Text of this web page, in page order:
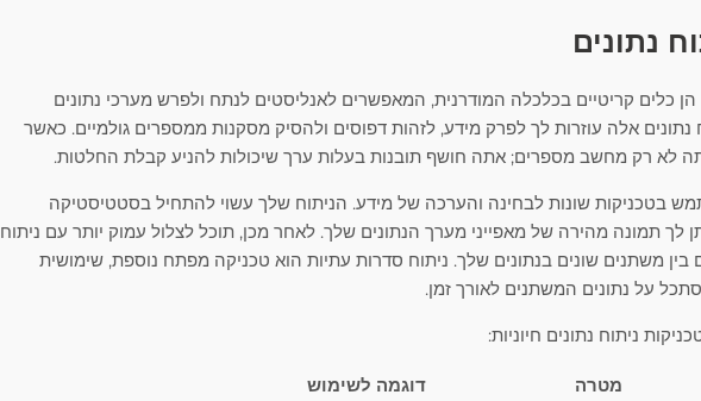
נתונים
הן כלים קריטיים בכלכלה המודרנית, המאפשרים לאנליסטים לנתח ולפרש מערכי נתונים
נתונים אלה עוזרות לך לפרק מידע, לזהות דפוסים ולהסיק מסקנות ממספרים גולמיים. כאשר
לא רק מחשב מספרים; אתה חושף תובנות בעלות ערך שיכולות להניע קבלת החלטות.
בטכניקות שונות לבחינה והערכה של מידע. הניתוח שלך עשוי להתחיל בסטטיסטיקה
לך תמונה מהירה של מאפייני מערך הנתונים שלך. לאחר מכן, תוכל לצלול עמוק יותר עם ניתוח
בין משתנים שונים בנתונים שלך. ניתוח סדרות עתיות הוא טכניקה מפתח נוספת, שימושית
על נתונים המשתנים לאורך זמן.
ניתוח נתונים חיוניות:
מטרה
דוגמה לשימוש